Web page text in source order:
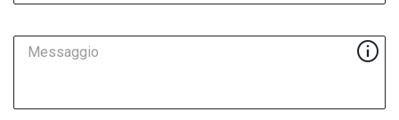
Messaggio